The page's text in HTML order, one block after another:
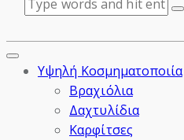
Υψηλή Κοσμηματοποιία
Βραχιόλια
Δαχτυλίδια
Καρφίτσες